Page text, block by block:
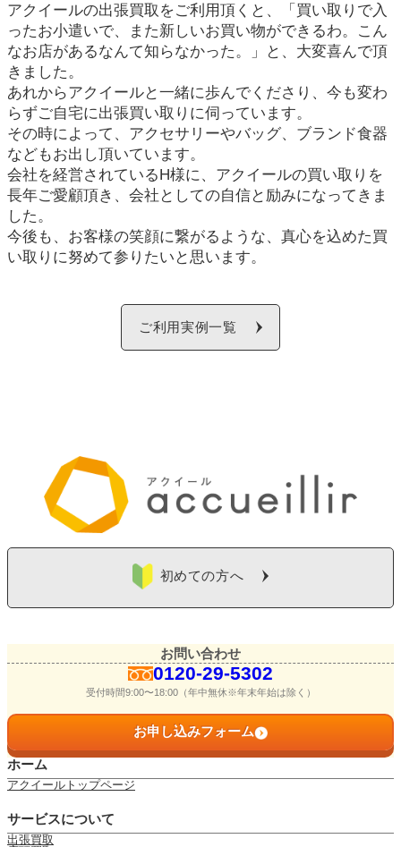
アクイールの出張買取をご利用頂くと、「買い取りで入
ったお小遣いで、また新しいお買い物ができるわ。こん
なお店があるなんて知らなかった。」と、大変喜んで頂
きました。
あれからアクイールと一緒に歩んでくださり、今も変わ
らずご自宅に出張買い取りに伺っています。
その時によって、アクセサリーやバッグ、ブランド食器
などもお出し頂いています。
会社を経営されているH様に、アクイールの買い取りを
長年ご愛顧頂き、会社としての自信と励みになってきま
した。
今後も、お客様の笑顔に繋がるような、真心を込めた買
い取りに努めて参りたいと思います。
ご利用実例一覧
初めての方へ
お問い合わせ
0120-29-5302
受付時間9:00〜18:00（年中無休※年末年始は除く）
お申し込みフォーム
ホーム
アクイールトップページ
サービスについて
出張買取